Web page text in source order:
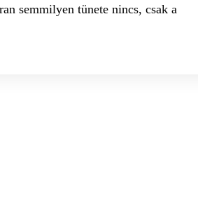
semmilyen tünete nincs, csak a